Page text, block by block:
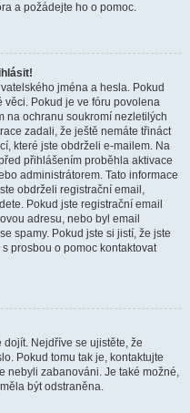
a požádejte ho o pomoc.
jména a hesla. Pokud
věci. Pokud je ve fóru povolena
na ochranu soukromí nezletilých
zadali, že ještě nemáte třináct
které jste obdrželi e-mailem. Na
přihlášením proběhla aktivace
administrátorem. Tato informace
obdrželi registrační email,
Pokud jste registrační email
adresu, nebo byl email
spamy. Pokud jste si jistí, že jste
prosbou o pomoc kontaktovat
Nejdříve se ujistěte, že
Pokud tomu tak je, kontaktujte
nebyli zabanováni. Je také možné,
být odstraněna.